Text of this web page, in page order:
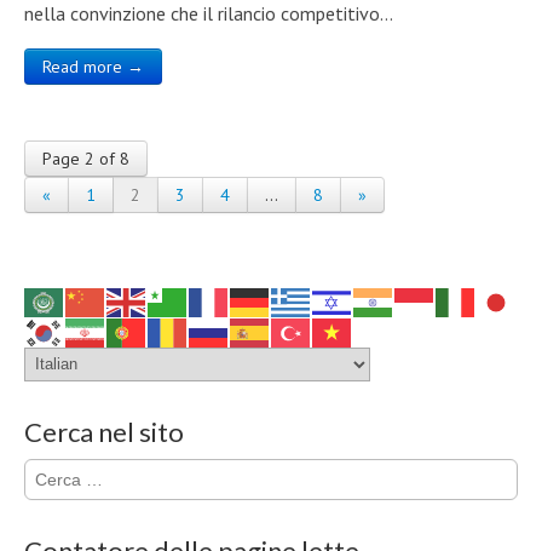
nella convinzione che il rilancio competitivo…
Read more →
Page 2 of 8
«
1 2 3 4 … 8 »
Cerca nel sito
Ricerca
per: